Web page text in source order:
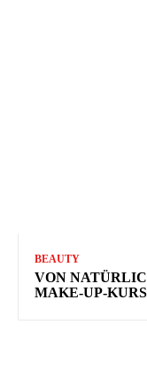
BEAUTY
VON
MAKE-UP-